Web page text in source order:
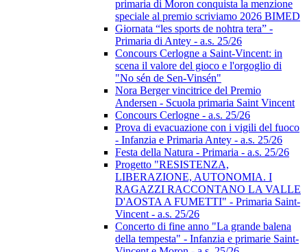
primaria di Moron conquista la menzione
speciale al premio scriviamo 2026 BIMED
Giornata “les sports de nohtra tera” -
Primaria di Antey - a.s. 25/26
Concours Cerlogne a Saint-Vincent: in
scena il valore del gioco e l'orgoglio di
"No sén de Sen-Vinsén"
Nora Berger vincitrice del Premio
Andersen - Scuola primaria Saint Vincent
Concours Cerlogne - a.s. 25/26
Prova di evacuazione con i vigili del fuoco
- Infanzia e Primaria Antey - a.s. 25/26
Festa della Natura - Primaria - a.s. 25/26
Progetto "RESISTENZA,
LIBERAZIONE, AUTONOMIA. I
RAGAZZI RACCONTANO LA VALLE
D'AOSTA A FUMETTI" - Primaria Saint-
Vincent - a.s. 25/26
Concerto di fine anno "La grande balena
della tempesta" - Infanzia e primarie Saint-